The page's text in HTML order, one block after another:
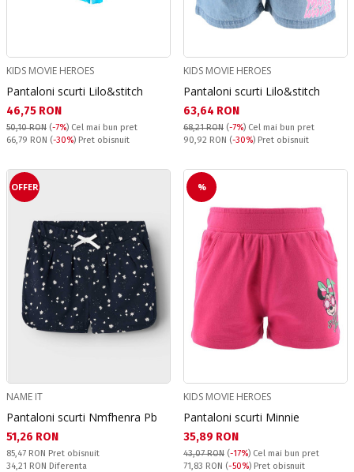
KIDS MOVIE HEROES
Pantaloni scurti Lilo&stitch
Текуща цена:
46,75 RON
50,10 RON (-7%) Cel mai bun pret
Pret obisnuit:
66,79 RON (-30%) Pret obisnuit
KIDS MOVIE HEROES
Pantaloni scurti Lilo&stitch
Текуща цена:
63,64 RON
68,21 RON (-7%) Cel mai bun pret
Pret obisnuit:
90,92 RON (-30%) Pret obisnuit
OFFER
NAME IT
Pantaloni scurti Nmfhenra Pb
Текуща цена:
51,26 RON
Pret obisnuit:
85,47 RON Pret obisnuit
Спестявате:
34,21 RON Diferenta
%
KIDS MOVIE HEROES
Pantaloni scurti Minnie
Текуща цена:
35,89 RON
43,07 RON (-17%) Cel mai bun pret
Pret obisnuit:
71,83 RON (-50%) Pret obisnuit